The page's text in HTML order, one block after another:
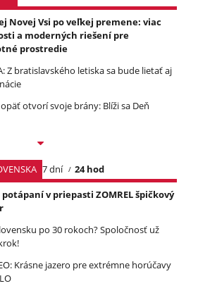
Novej Vsi po veľkej premene: viac
a moderných riešení pre
prostredie
Z bratislavského letiska sa bude lietať aj
otvorí svoje brány: Blíži sa Deň
7 dní
24 hod
v priepasti ZOMREL špičkový
po 30 rokoch? Spoločnosť už
Krásne jazero pre extrémne horúčavy